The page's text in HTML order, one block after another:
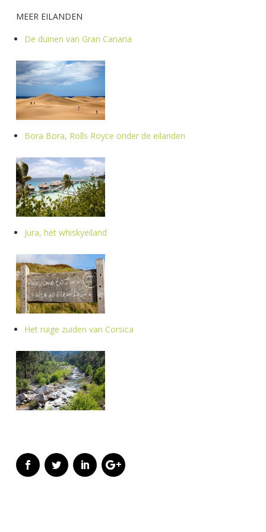
MEER EILANDEN
De duinen van Gran Canaria
Bora Bora, Rolls Royce onder de eilanden
Jura, het whiskyeiland
Het ruige zuiden van Corsica